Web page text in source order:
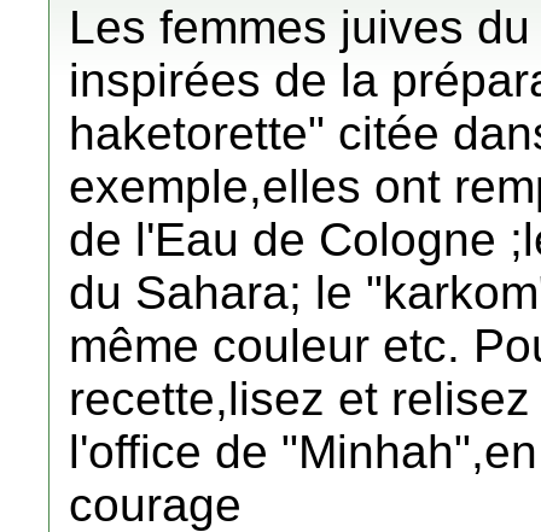
Les femmes juives
inspirées de la
haketorette" citée
exemple,elles ont
de l'Eau de Cologne
du Sahara; le
même couleur etc.
recette,lisez et
l'office de
courage